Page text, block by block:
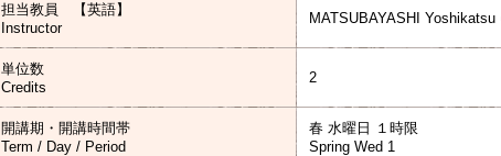
担当教員 【英語】
Instructor
MATSUBAYASHI Yoshikatsu
単位数
Credits
2
開講期・開講時間帯
Term / Day / Period
春 水曜日 １時限
Spring Wed 1